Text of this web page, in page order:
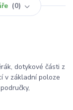
0
dotykové části z
v základní poloze